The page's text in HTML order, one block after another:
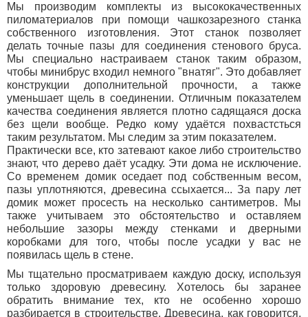
Мы производим комплекты из высококачественных
пиломатериалов при помощи чашкозарезного станка
собственного изготовления. Этот станок позволяет
делать точные пазы для соединения стенового бруса.
Мы специально настраиваем станок таким образом,
чтобы минибрус входил немного "внатяг". Это добавляет
конструкции дополнительной прочности, а также
уменьшает щель в соединении. Отличным показателем
качества соединения является плотно садящаяся доска
без щели вообще. Редко кому удаётся похвастсться
таким результатом. Мы следим за этим показателем.
Практически все, кто затевают какое либо строительство
знают, что дерево даёт усадку. Эти дома не исключение.
Со временем домик оседает под собственным весом,
пазы уплотняются, древесина ссыхается... За пару лет
домик может просесть на несколько сантиметров. Мы
также учитываем это обстоятельство и оставляем
небольшие зазоры между стенками и дверными
коробками для того, чтобы после усадки у вас не
появилась щель в стене.
Мы тщательно просматриваем каждую доску, используя
только здоровую древесину. Хотелось бы заранее
обратить внимание тех, кто не особенно хорошо
разбирается в строительстве. Древесина, как говорится,